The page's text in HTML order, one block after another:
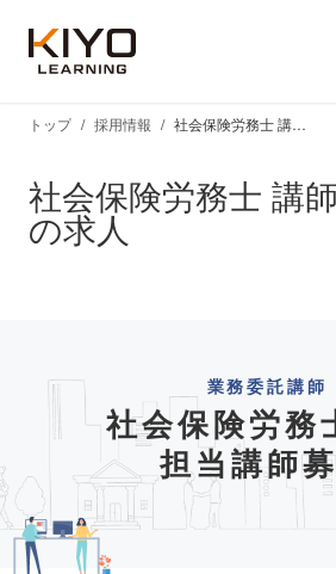
社会保険労務士 講
の求人
トップ 採用情報 社会保険労務士 講師・教材制作の求人
業務委託講師
社会保険労務
担当講師